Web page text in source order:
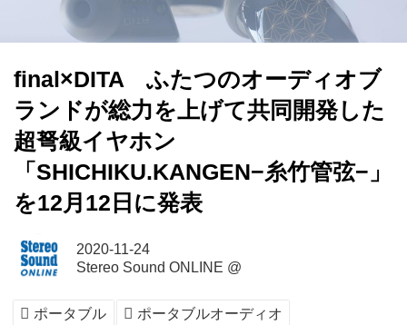
final×DITA ふたつのオーディオブ
ランドが総力を上げて共同開発した
超弩級イヤホン
「SHICHIKU.KANGEN−糸竹管弦−」
を12月12日に発表
2020-11-24
Stereo Sound ONLINE @
ポータブル
ポータブルオーディオ